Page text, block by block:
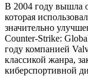
В 2004 году вышла
которая
значительно
Counter-Strike:
году компанией
классикой жанра,
киберспортивной